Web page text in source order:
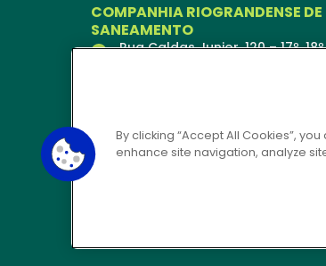
COMPANHIA RIOGRANDENSE DE
SANEAMENTO
Rua Caldas Junior, 120 – 17º, 18º
CORSAN 24H
By clicking “Accept All Cookies”,
enhance site navigation, analyze